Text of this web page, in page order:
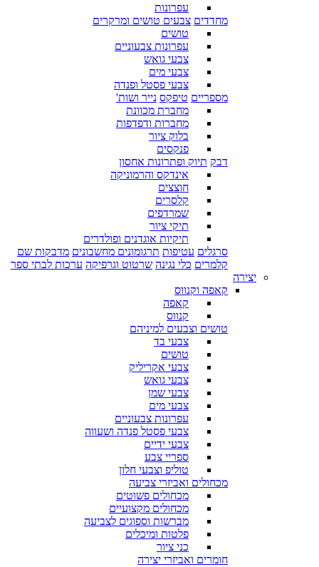
עפרונות
מחדדים צבעים טושים ומרקרים
טושים
עפרונות צבעוניים
צבעי גואש
צבעי מים
צבעי פסטל ופנדה
מספריים טיפקס נייר ושות'
מחברת מכוונת
מחברות ודפדפות
בלוק ציור
פנקסים
דבק תיוק ופתרונות אחסון
אינדקס והרמוניקה
חוצצים
קלסרים
שמרדפים
תיקי ציור
תיקיות אוגדנים ופולדרים
סרגלים עטיפות תרגומונים מחשבונים מדבקות שם
קלמרים כלי נגינה שרטוט וגרפיקה ערכות לבתי ספר
יצירה
קאפה וקנווס
קאפה
קנווס
טושים וצבעים למיניהם
צבעי בד
טושים
צבעי אקריליק
צבעי גואש
צבעי שמן
צבעי מים
עפרונות צבעוניים
צבעי פסטל פנדה ושעווה
צבעי ידיים
ספריי צבע
טוליפ וצבעי חלון
מכחולים ואביזרי צביעה
מכחולים פשוטים
מכחולים מקצועיים
מברשות וספוגים לצביעה
פלטות ומיכלים
כני ציור
חומרים ואביזרי יצירה